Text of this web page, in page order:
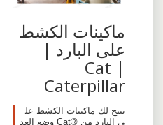
ماكينات الكشط
على البارد |
Cat |
Caterpillar
تتيح لك ماكينات الكشط عل
ى البارد من ®Cat وضع العد